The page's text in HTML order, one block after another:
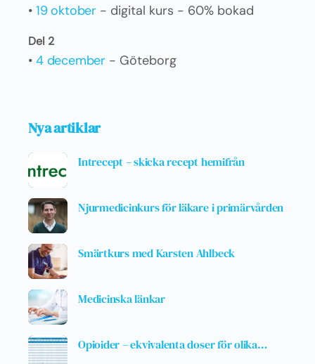
• 19 oktober- digital kurs - 60% bokad
Del 2
• 4 december- Göteborg
Nya artiklar
Intrecept – skicka recept hemifrån
Njurmedicinkurs för läkare i primärvården
Smärtkurs med Karsten Ahlbeck
Medicinska länkar
Opioider – ekvivalenta doser för olika…